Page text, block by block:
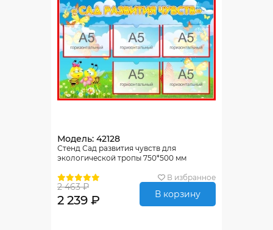
Модель: 42128
Стенд Сад развития чувств для
экологической тропы 750*500 мм
В избранное
2 463 ₽
2 239 ₽ В корзину